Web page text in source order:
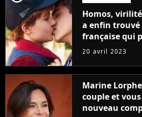
Homos,
a enfin trouvé
française qui
sans être
20 avril 2023
Marine
couple et
nouveau